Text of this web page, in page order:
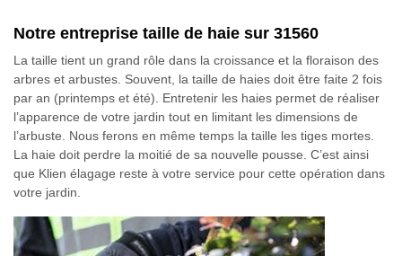
Notre entreprise taille de haie sur 31560
La taille tient un grand rôle dans la croissance et la floraison des
arbres et arbustes. Souvent, la taille de haies doit être faite 2 fois
par an (printemps et été). Entretenir les haies permet de réaliser
l’apparence de votre jardin tout en limitant les dimensions de
l’arbuste. Nous ferons en même temps la taille les tiges mortes.
La haie doit perdre la moitié de sa nouvelle pousse. C’est ainsi
que Klien élagage reste à votre service pour cette opération dans
votre jardin.